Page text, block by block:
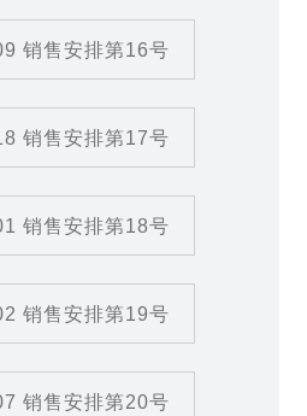
销售安排第16号
销售安排第17号
销售安排第18号
销售安排第19号
销售安排第20号